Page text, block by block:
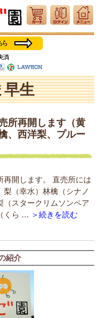
早生
所再開します（黄
、西洋梨、プルー
再開します。 直売所には
梨（幸水）林檎（シナノ
（スタークリムソンペア
くら … ＞続きを読む
紹介